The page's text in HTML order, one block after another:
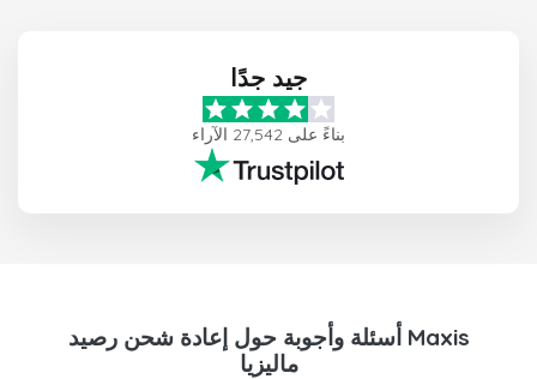
جيد جدًا
بناءً على 27,542 الآراء
أسئلة وأجوبة حول إعادة شحن رصيد Maxis
ماليزيا